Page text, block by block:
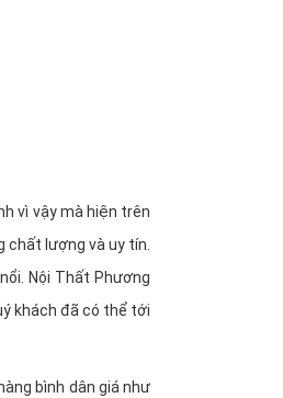
vì vậy mà hiện trên
chất lượng và uy tín.
Nội Thất Phương
khách đã có thể tới
bình dân giá như